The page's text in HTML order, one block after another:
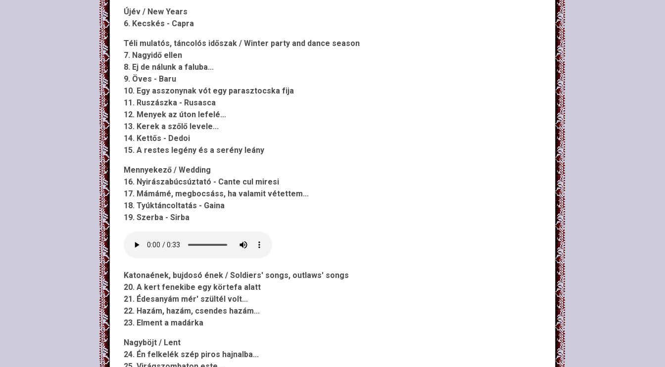
Újév / New Years
6. Kecskés - Capra
Téli mulatós, táncolós időszak / Winter party and dance season
7. Nagyidő ellen
8. Ej de nálunk a faluba...
9. Öves - Baru
10. Egy asszonynak vót egy parasztocska fija
11. Ruszászka - Rusasca
12. Menyek az úton lefelé...
13. Kerek a szőlő levele...
14. Kettős - Dedoi
15. A restes legény és a serény leány
Mennyekező / Wedding
16. Nyirászabúcsúztató - Cante cul miresi
17. Mámámé, megbocsáss, ha valamit vétettem...
18. Tyúktáncoltatás - Gaina
19. Szerba - Sirba
Katonaének, bujdosó ének / Soldiers' songs, outlaws' songs
20. A kert fenekibe egy körtefa alatt
21. Édesanyám mér' szültél volt...
22. Hazám, hazám, csendes hazám...
23. Elment a madárka
Nagyböjt / Lent
24. Én felkelék szép piros hajnalba...